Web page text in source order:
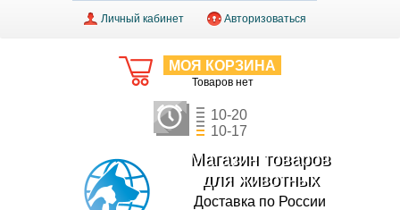
Личный кабинет Авторизоваться
МОЯ КОРЗИНА
Товаров нет
10-20
10-17
Магазин товаров
для животных
Доставка по России